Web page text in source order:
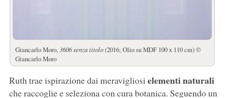
Giancarlo Moro, 3606 senza titolo(2016; Olio su MDF 100 x 110 cm) ©
Giancarlo Moro
Ruth trae ispirazione dai meravigliosi elementi naturali
che raccoglie e seleziona con cura botanica. Seguendo un